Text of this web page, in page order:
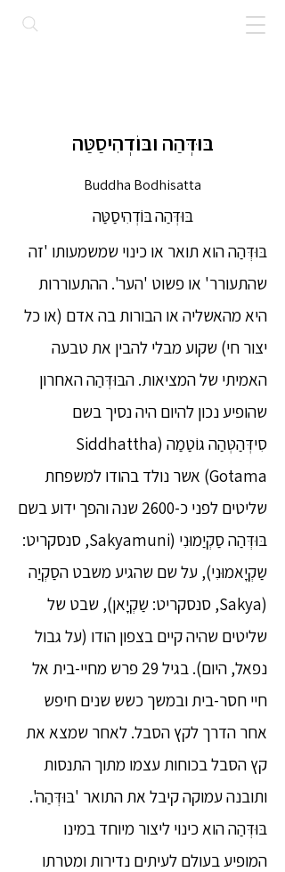
בּוּדְּהַה ובּוֹדְהִיסַטַּה
Buddha Bodhisatta
בּוּדְּהַה בּוֹדְהִיסַטַּה
בּוּדְּהַה הוא תואר או כינוי שמשמעותו 'זה
שהתעורר' או פשוט 'הער'. ההתעוררות
היא מהאשליה או הבורות בה אדם (או כל
יצור חי) שקוע מבלי להבין את טבעה
האמיתי של המציאות. הבּוּדְּהַה האחרון
שהופיע נכון להיום היה נסיך בשם
סִידְּהַטְּהַה גוֹטַמַה (Siddhattha
Gotama) אשר נולד בהודו למשפחת
שליטים לפני כ-2600 שנה והפך ידוע בשם
בּוּדְּהַה סַקְיַמוּנִי (Sakyamuni, סנסקריט:
שַקְיָאמוּנִי), על שם שהגיע משבט הסַקְיַה
(Sakya, סנסקריט: שַקְיָאן), שבט של
שליטים שהיה קיים בצפון הודו (על גבול
נפאל, היום). בגיל 29 פרש מחיי-בית אל
חיי חסר-בית ובמשך כשש שנים חיפש
אחר הדרך לקץ הסבל. לאחר שמצא את
קץ הסבל בכוחות עצמו מתוך התנסות
ותובנה עמוקה קיבל את התואר 'בּוּדְּהַה'.
בּוּדְּהַה הוא כינוי ליצור מיוחד במינו
המופיע בעולם לעיתים נדירות ומטרתו